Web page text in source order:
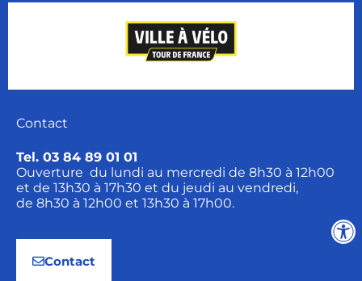
Contact
Tel. 03 84 89 01 01
Ouverture du lundi au mercredi de 8h30 à 12h00
et de 13h30 à 17h30 et du jeudi au vendredi,
de 8h30 à 12h00 et 13h30 à 17h00.
Contact